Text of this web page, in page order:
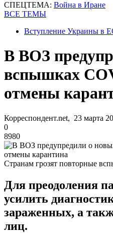
СПЕЦТЕМА: Война в Иране
ВСЕ ТЕМЫ
Вступление Украины в
В ВОЗ
вспышках
отмены
Корреспондент.net, 23 марта
0
8980
Странам грозят повторные
Для преодоления
усилить
зараженных, а
лиц.